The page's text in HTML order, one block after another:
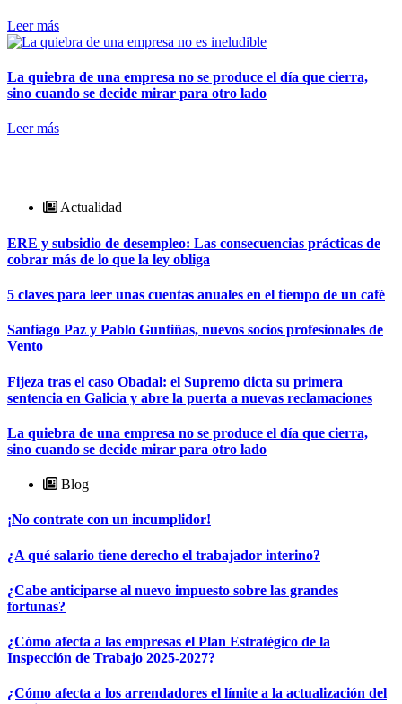
Leer más
La quiebra de una empresa no se produce el día que cierra,
sino cuando se decide mirar para otro lado
Leer más
Actualidad
ERE y subsidio de desempleo: Las consecuencias prácticas de
cobrar más de lo que la ley obliga
5 claves para leer unas cuentas anuales en el tiempo de un café
Santiago Paz y Pablo Guntiñas, nuevos socios profesionales de
Vento
Fijeza tras el caso Obadal: el Supremo dicta su primera
sentencia en Galicia y abre la puerta a nuevas reclamaciones
La quiebra de una empresa no se produce el día que cierra,
sino cuando se decide mirar para otro lado
Blog
¡No contrate con un incumplidor!
¿A qué salario tiene derecho el trabajador interino?
¿Cabe anticiparse al nuevo impuesto sobre las grandes
fortunas?
¿Cómo afecta a las empresas el Plan Estratégico de la
Inspección de Trabajo 2025-2027?
¿Cómo afecta a los arrendadores el límite a la actualización del